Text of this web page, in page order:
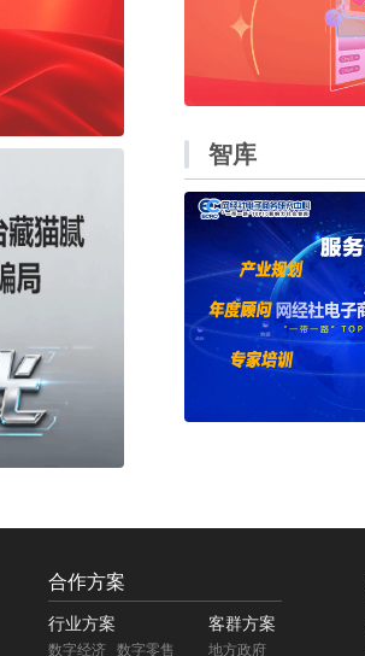
智库
合作方案
行业方案
数字经济 数字零售
客群方案
地方政府